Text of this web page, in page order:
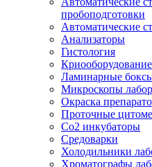
пробоподготовки
Автоматические
Анализаторы
Гистология
Криооборудование
Ламинарные
Микроскопы
Окраска
Проточные
Со2 инкубаторы
Средоварки
Холодильники
Хроматографы